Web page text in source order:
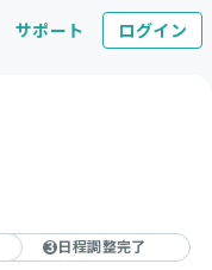
サポート ログイン
3 日程調整完了